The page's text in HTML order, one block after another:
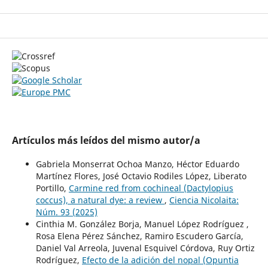
Artículos más leídos del mismo autor/a
Gabriela Monserrat Ochoa Manzo, Héctor Eduardo
Martínez Flores, José Octavio Rodiles López, Liberato
Portillo, Carmine red from cochineal (Dactylopius
coccus), a natural dye: a review , Ciencia Nicolaita:
Núm. 93 (2025)
Cinthia M. González Borja, Manuel López Rodríguez ,
Rosa Elena Pérez Sánchez, Ramiro Escudero García,
Daniel Val Arreola, Juvenal Esquivel Córdova, Ruy Ortiz
Rodríguez, Efecto de la adición del nopal (Opuntia